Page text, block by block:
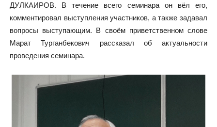
ДУЛКАИРОВ. В течение всего семинара он вёл его,
комментировал выступления участников, а также задавал
вопросы выступающим. В своём приветственном слове
Марат Турганбекович рассказал об актуальности
проведения семинара.